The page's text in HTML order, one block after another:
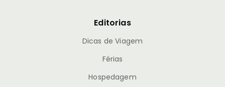
Editorias
Dicas de Viagem
Férias
Hospedagem